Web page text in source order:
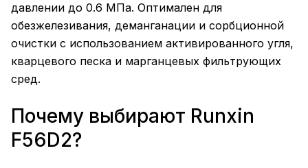
давлении до 0.6 МПа. Оптимален для
обезжелезивания, деманганации и сорбционной
очистки с использованием активированного угля,
кварцевого песка и марганцевых фильтрующих
сред.
Почему выбирают Runxin
F56D2?